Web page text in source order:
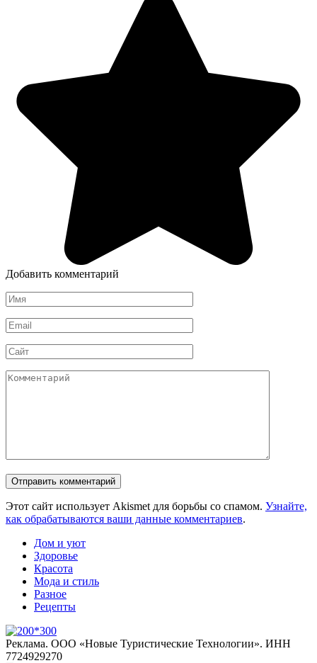
Добавить комментарий
Имя
*
Email
*
Сайт
Комментарий
Этот сайт использует Akismet для борьбы со спамом. Узнайте,
как обрабатываются ваши данные комментариев.
Дом и уют
Здоровье
Красота
Мода и стиль
Разное
Рецепты
Реклама. ООО «Новые Туристические Технологии». ИНН
7724929270